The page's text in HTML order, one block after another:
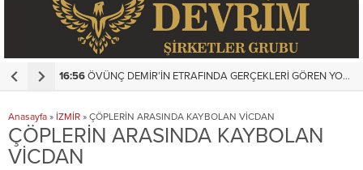
16:56ÖVÜNÇ DEMİR’İN ETRAFINDA GERÇEKLERİ GÖREN YOK MU?
Anasayfa » İZMİR » ÇÖPLERİN ARASINDA KAYBOLAN VİCDAN
ÇÖPLERİN ARASINDA KAYBOLAN
VİCDAN